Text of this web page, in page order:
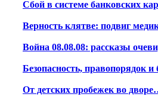
Сбой в системе банковских
Верность клятве: подвиг
Война 08.08.08: рассказы
Безопасность, правопорядок
От детских пробежек во